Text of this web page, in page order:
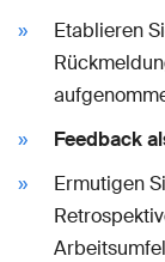
Etablieren
Feedback
Ermutigen